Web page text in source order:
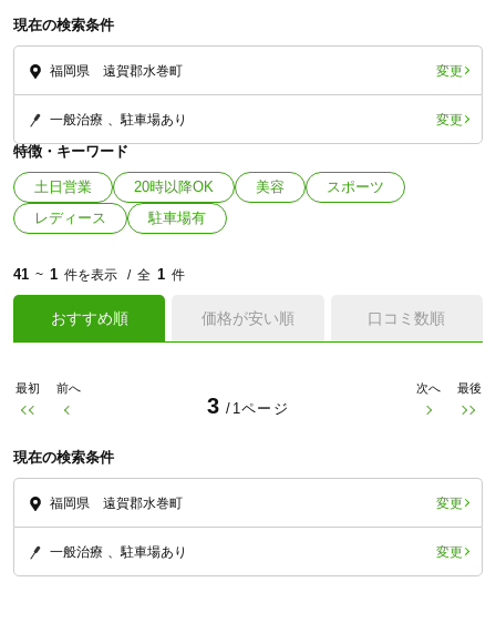
現在の検索条件
福岡県 遠賀郡水巻町 変更
一般治療 駐車場あり 変更
特徴・キーワード
土日営業 20時以降OK 美容
スポーツ
レディース
駐車場有
41 ~ 1 件を表示 全 1 件
おすすめ順 価格が安い順 口コミ数順
最初 前へ
3 /1ページ
次へ 最後
現在の検索条件
福岡県 遠賀郡水巻町 変更
一般治療 駐車場あり 変更
「健康にはりを見た」